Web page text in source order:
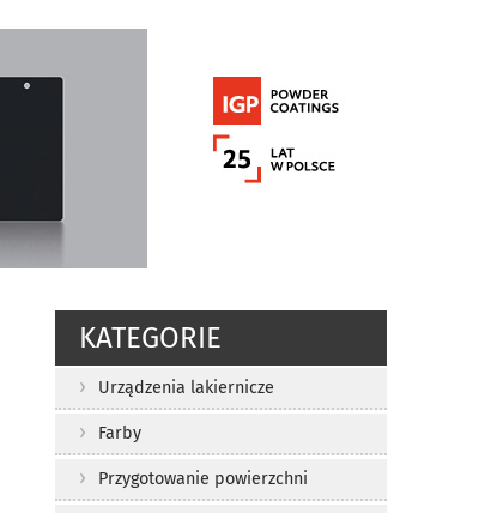
KATEGORIE
Urządzenia lakiernicze
Farby
Przygotowanie powierzchni